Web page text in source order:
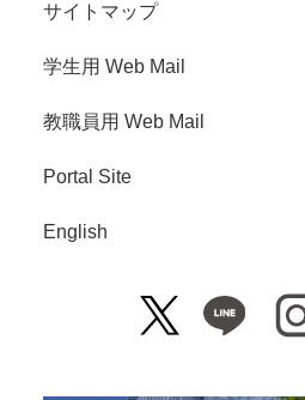
サイトマップ
学生用 Web Mail
教職員用 Web Mail
Portal Site
English